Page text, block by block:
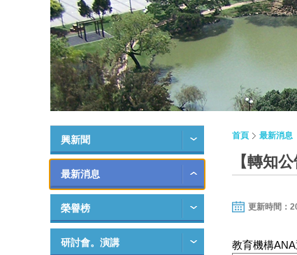
興新聞
最新消息
榮譽榜
研討會。演講
首頁 最新消息
【轉知
更新時間：
教育機構